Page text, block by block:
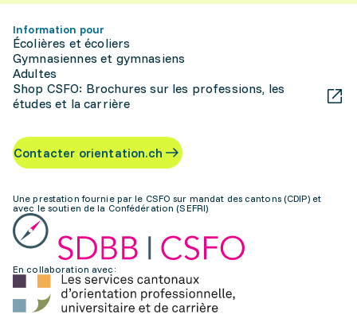
Information pour
Écolières et écoliers
Gymnasiennes et gymnasiens
Adultes
Shop CSFO: Brochures sur les professions, les
études et la carrière
Contacter orientation.ch
Une prestation fournie par le CSFO sur mandat des cantons (CDIP) et
avec le soutien de la Confédération (SEFRI)
En collaboration avec: